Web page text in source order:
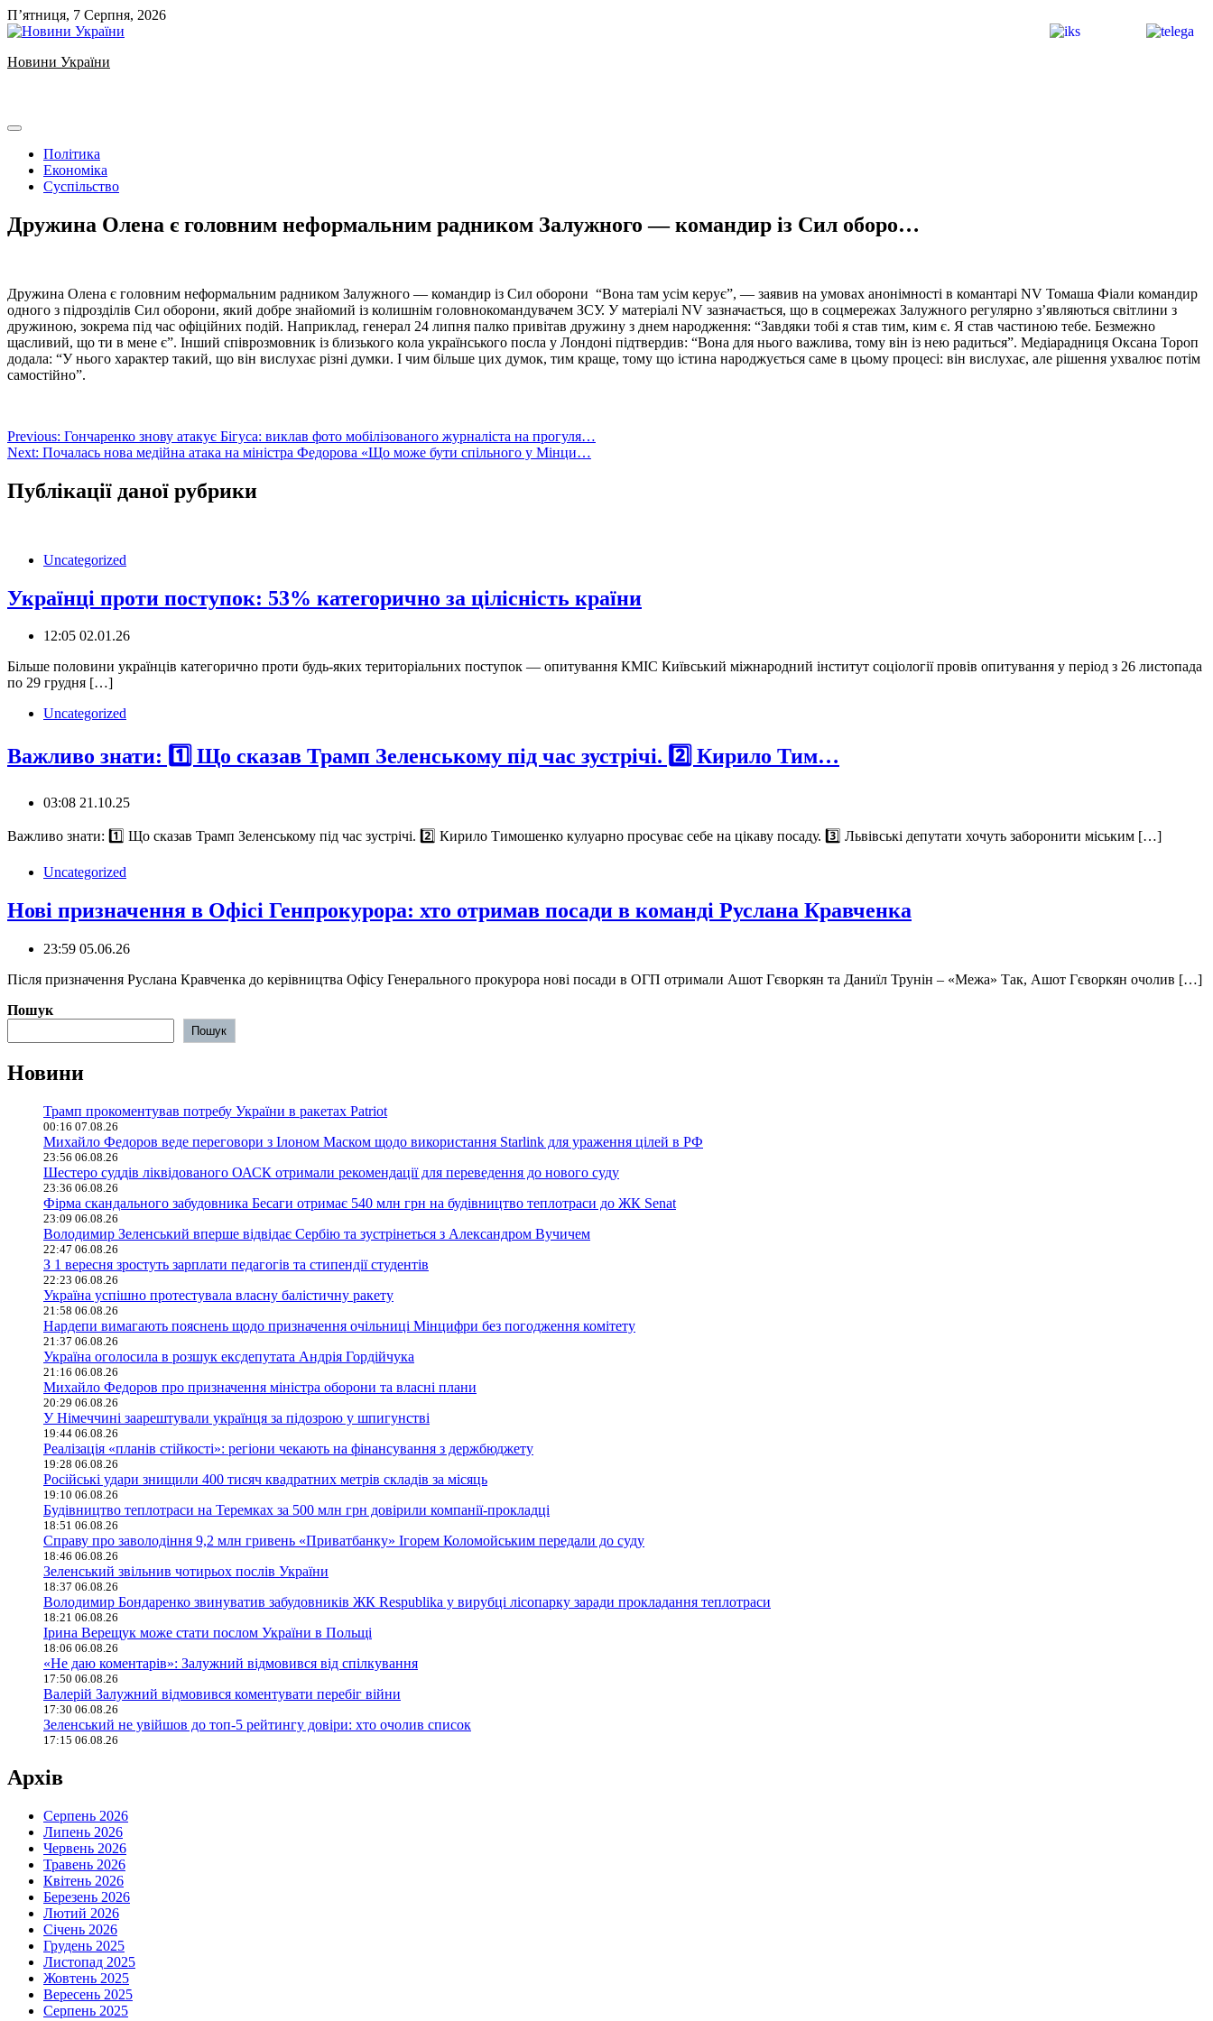
Skip
to
П’ятниця, 7 Серпня, 2026
Новини України
Політика
Економіка
Суспільство
Дружина Олена є головним неформальним радником Залужного — командир із Сил оборо…
Дружина Олена є головним неформальним радником Залужного — командир із Сил оборони ‍‍‍ “Вона там усім керує”, — заявив на умовах анонімності в комантарі NV Томаша Фіали командир
одного з підрозділів Сил оборони, який добре знайомий із колишнім головнокомандувачем ЗСУ. У матеріалі NV зазначається, що в соцмережах Залужного регулярно з’являються світлини з
дружиною, зокрема під час офіційних подій. Наприклад, генерал 24 липня палко привітав дружину з днем народження: “Завдяки тобі я став тим, ким є. Я став частиною тебе. Безмежно
щасливий, що ти в мене є”. Інший співрозмовник із близького кола українського посла у Лондоні підтвердив: “Вона для нього важлива, тому він із нею радиться”. Медіарадниця Оксана Тороп
додала: “У нього характер такий, що він вислухає різні думки. І чим більше цих думок, тим краще, тому що істина народжується саме в цьому процесі: він вислухає, але рішення ухвалює потім
самостійно”.
Навігація
записів
Previous: Гончаренко знову атакує Бігуса: виклав фото мобілізованого журналіста на прогуля…
Next: Почалась нова медійна атака на міністра Федорова «Що може бути спільного у Мінци…
Публікації даної рубрики
Uncategorized
Українці проти поступок: 53% категорично за цілісність країни
12:05 02.01.26
‍️Більше половини українців категорично проти будь-яких територіальних поступок — опитування КМІС Київський міжнародний інститут соціології провів опитування у період з 26 листопада
по 29 грудня […]
Uncategorized
️Важливо знати: 1️⃣ Що сказав Трамп Зеленському під час зустрічі. 2️⃣ Кирило Тим…
03:08 21.10.25
️Важливо знати: 1️⃣ Що сказав Трамп Зеленському під час зустрічі. 2️⃣ Кирило Тимошенко кулуарно просуває себе на цікаву посаду. 3️⃣ Львівські депутати хочуть заборонити міським […]
Uncategorized
Нові призначення в Офісі Генпрокурора: хто отримав посади в команді Руслана Кравченка
23:59 05.06.26
Після призначення Руслана Кравченка до керівництва Офісу Генерального прокурора нові посади в ОГП отримали Ашот Гєворкян та Даниїл Трунін – «Межа» Так, Ашот Гєворкян очолив […]
Пошук
Пошук
Новини
Трамп прокоментував потребу України в ракетах Patriot
00:16 07.08.26
Михайло Федоров веде переговори з Ілоном Маском щодо використання Starlink для ураження цілей в РФ
23:56 06.08.26
Шестеро суддів ліквідованого ОАСК отримали рекомендації для переведення до нового суду
23:36 06.08.26
Фірма скандального забудовника Бесаги отримає 540 млн грн на будівництво теплотраси до ЖК Senat
23:09 06.08.26
Володимир Зеленський вперше відвідає Сербію та зустрінеться з Александром Вучичем
22:47 06.08.26
З 1 вересня зростуть зарплати педагогів та стипендії студентів
22:23 06.08.26
Україна успішно протестувала власну балістичну ракету
21:58 06.08.26
Нардепи вимагають пояснень щодо призначення очільниці Мінцифри без погодження комітету
21:37 06.08.26
Україна оголосила в розшук ексдепутата Андрія Гордійчука
21:16 06.08.26
Михайло Федоров про призначення міністра оборони та власні плани
20:29 06.08.26
У Німеччині заарештували українця за підозрою у шпигунстві
19:44 06.08.26
Реалізація «планів стійкості»: регіони чекають на фінансування з держбюджету
19:28 06.08.26
Російські удари знищили 400 тисяч квадратних метрів складів за місяць
19:10 06.08.26
Будівництво теплотраси на Теремках за 500 млн грн довірили компанії-прокладці
18:51 06.08.26
Справу про заволодіння 9,2 млн гривень «Приватбанку» Ігорем Коломойським передали до суду
18:46 06.08.26
Зеленський звільнив чотирьох послів України
18:37 06.08.26
Володимир Бондаренко звинуватив забудовників ЖК Respublika у вирубці лісопарку заради прокладання теплотраси
18:21 06.08.26
Ірина Верещук може стати послом України в Польщі
18:06 06.08.26
«Не даю коментарів»: Залужний відмовився від спілкування
17:50 06.08.26
Валерій Залужний відмовився коментувати перебіг війни
17:30 06.08.26
Зеленський не увійшов до топ-5 рейтингу довіри: хто очолив список
17:15 06.08.26
Архів
Серпень 2026
Липень 2026
Червень 2026
Травень 2026
Квітень 2026
Березень 2026
Лютий 2026
Січень 2026
Грудень 2025
Листопад 2025
Жовтень 2025
Вересень 2025
Серпень 2025